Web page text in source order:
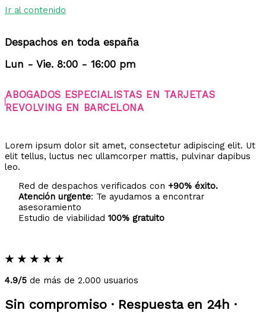
Ir al contenido
Despachos en toda españa
Lun - Vie. 8:00 - 16:00 pm
ABOGADOS ESPECIALISTAS EN TARJETAS
REVOLVING EN BARCELONA
Lorem ipsum dolor sit amet, consectetur adipiscing elit. Ut
elit tellus, luctus nec ullamcorper mattis, pulvinar dapibus
leo.
Red de despachos verificados con+90% éxito.
Atención urgente: Te ayudamos a encontrar
asesoramiento
Estudio de viabilidad100% gratuito
★ ★ ★ ★ ★
4.9/5 de más de 2.000 usuarios
Sin compromiso · Respuesta en 24h ·